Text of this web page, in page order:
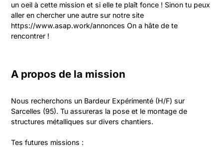
un oeil à cette mission et si elle te plaît fonce ! Sinon tu peux
aller en chercher une autre sur notre site
https://www.asap.work/annonces On a hâte de te
rencontrer !
A propos de la mission
Nous recherchons un Bardeur Expérimenté (H/F) sur
Sarcelles (95). Tu assureras la pose et le montage de
structures métalliques sur divers chantiers.
Tes futures missions :